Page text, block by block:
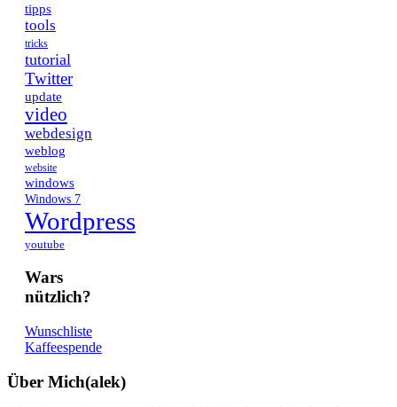
tipps
tools
tricks
tutorial
Twitter
update
video
webdesign
weblog
website
windows
Windows 7
Wordpress
youtube
Wars
nützlich?
Wunschliste
Kaffeespende
Über Mich(alek)